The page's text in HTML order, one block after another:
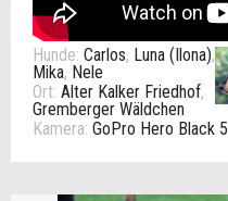
Hunde: Carlos, Luna (Ilona),
Mika, Nele
Ort: Alter Kalker Friedhof,
Gremberger Wäldchen
Kamera: GoPro Hero Black 5